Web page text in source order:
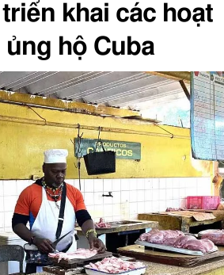
khai các hoạt
hộ Cuba